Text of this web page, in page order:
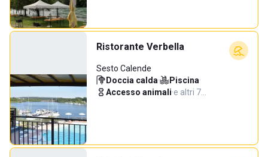
Ristorante Verbella
Sesto Calende
Doccia calda· Piscina·
Accesso animali·e altri 7…